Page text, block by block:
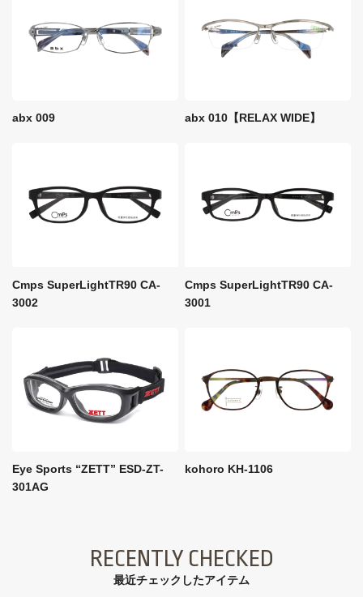
abx 009 abx 010【RELAX WIDE】
Cmps SuperLightTR90 CA-
3002
Cmps SuperLightTR90 CA-
3001
Eye Sports “ZETT” ESD-ZT-
301AG
kohoro KH-1106
RECENTLY CHECKED
最近チェックしたアイテム